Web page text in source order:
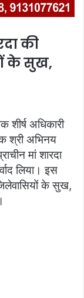
की
के सुख,
अधिकारी
श्री अभिनय
मां शारदा
लिया। इस
के सुख,